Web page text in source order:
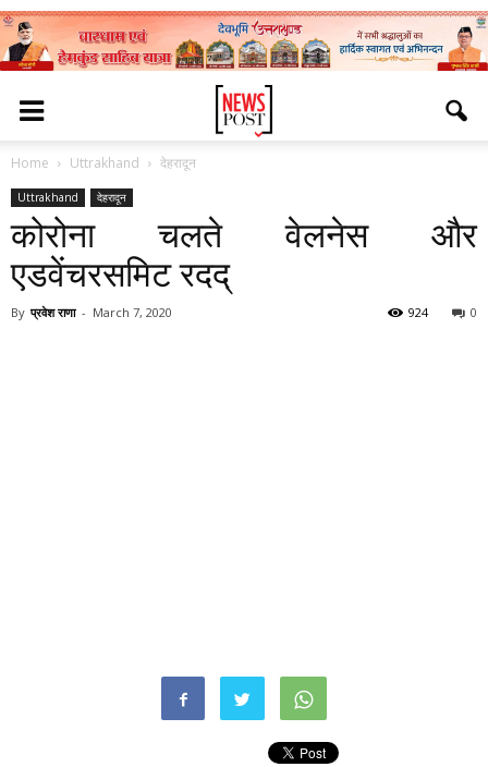
Home Uttrakhand देहरादून
Uttrakhand देहरादून
कोरोना चलते वेलनेस और
एडवेंचरसमिट रदद्
By प्रवेश राणा - March 7, 2020 0
924